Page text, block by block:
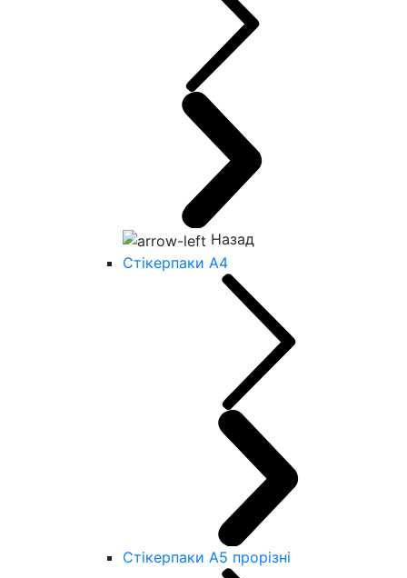
Назад
Стікерпаки А4
Стікерпаки А5 прорізні